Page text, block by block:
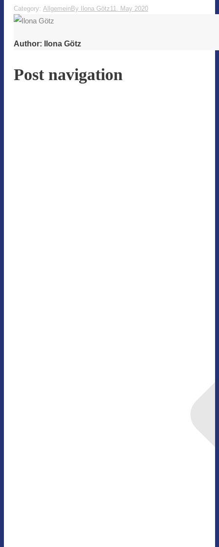
Category: AllgemeinBy Ilona Götz11. May 2020
Author: Ilona Götz
Post navigation